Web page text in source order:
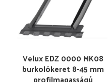
Velux EDZ 0000 MK08
burkolókeret 8-45 mm
profilmagasságú